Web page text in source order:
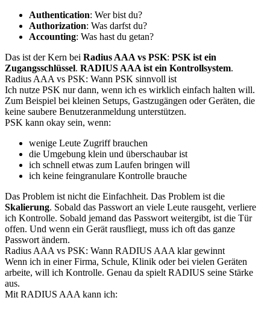
Authentication: Wer bist du?
Authorization: Was darfst du?
Accounting: Was hast du getan?
Das ist der Kern bei Radius AAA vs PSK: PSK ist ein
Zugangsschlüssel. RADIUS AAA ist ein Kontrollsystem.
Radius AAA vs PSK: Wann PSK sinnvoll ist
Ich nutze PSK nur dann, wenn ich es wirklich einfach halten will.
Zum Beispiel bei kleinen Setups, Gastzugängen oder Geräten, die
keine saubere Benutzeranmeldung unterstützen.
PSK kann okay sein, wenn:
wenige Leute Zugriff brauchen
die Umgebung klein und überschaubar ist
ich schnell etwas zum Laufen bringen will
ich keine feingranulare Kontrolle brauche
Das Problem ist nicht die Einfachheit. Das Problem ist die
Skalierung. Sobald das Passwort an viele Leute rausgeht, verliere
ich Kontrolle. Sobald jemand das Passwort weitergibt, ist die Tür
offen. Und wenn ein Gerät rausfliegt, muss ich oft das ganze
Passwort ändern.
Radius AAA vs PSK: Wann RADIUS AAA klar gewinnt
Wenn ich in einer Firma, Schule, Klinik oder bei vielen Geräten
arbeite, will ich Kontrolle. Genau da spielt RADIUS seine Stärke
aus.
Mit RADIUS AAA kann ich: